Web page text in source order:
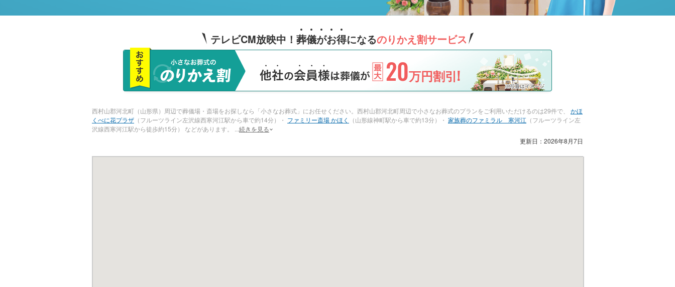
テレビCM放映中！ 葬儀がお得になるのりかえ割サービス
20万円割引!
西村山郡河北町（山形県）周辺で葬儀場・斎場をお探しなら「小さなお葬式」にお任せください。西村山郡河北町周辺で小さなお葬式のプランをご利用いただけるのは29件で、 かほ
くべに花プラザ （フルーツライン左沢線西寒河江駅から車で約14分）・ ファミリー斎場 かほく （山形線神町駅から車で約13分）・ 家族葬のファミラル 寒河江 （フルーツライン左
沢線西寒河江駅から徒歩約15分） などがあります。
続きを見る
更新日： 2026年8月7日